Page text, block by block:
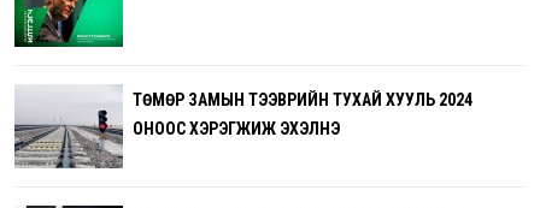
ТӨМӨР ЗАМЫН ТЭЭВРИЙН ТУХАЙ ХУУЛЬ 2024
ОНООС ХЭРЭГЖИЖ ЭХЭЛНЭ